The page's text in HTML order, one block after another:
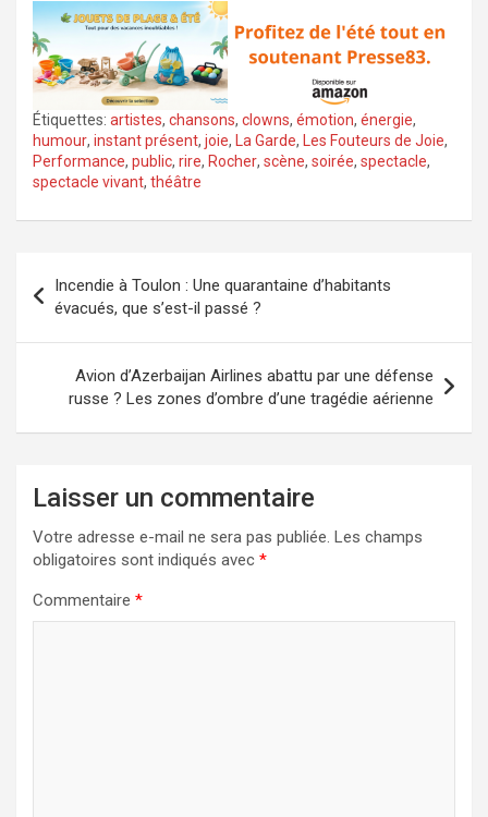
Étiquettes: artistes, chansons, clowns, émotion, énergie,
humour, instant présent, joie, La Garde, Les Fouteurs de Joie,
Performance, public, rire, Rocher, scène, soirée, spectacle,
spectacle vivant, théâtre
de
l’article
Incendie à Toulon : Une quarantaine d’habitants
évacués, que s’est-il passé ?
Avion d’Azerbaijan Airlines abattu par une défense
russe ? Les zones d’ombre d’une tragédie aérienne
Laisser un commentaire
Votre adresse e-mail ne sera pas publiée. Les champs
obligatoires sont indiqués avec *
Commentaire *